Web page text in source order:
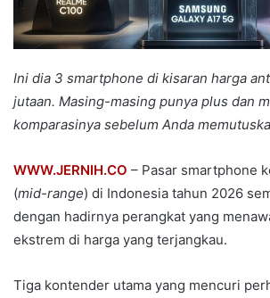
Ini dia 3 smartphone di kisaran harga
jutaan. Masing-masing punya plus dan
komparasinya sebelum Anda
WWW.JERNIH.CO – Pasar smartphone
(mid-range) di Indonesia tahun 2026
dengan hadirnya perangkat yang
ekstrem di harga yang terjangkau.
Tiga kontender utama yang mencuri